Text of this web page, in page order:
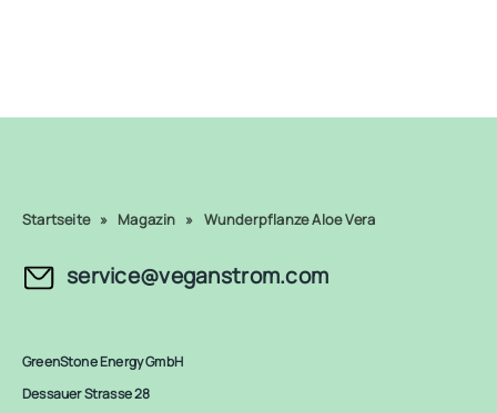
Startseite » Magazin » Wunderpflanze Aloe Vera
service@veganstrom.com
GreenStone Energy GmbH
Dessauer Strasse 28